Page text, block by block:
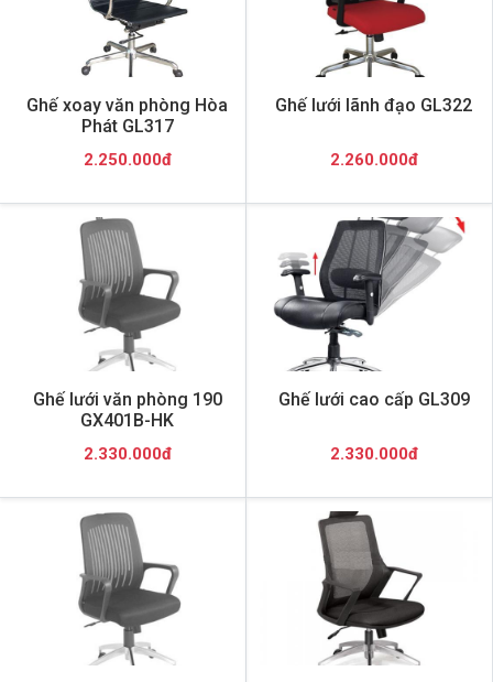
Ghế xoay văn phòng Hòa
Phát GL317
2.250.000đ
Ghế lưới lãnh đạo GL322
2.260.000đ
Ghế lưới văn phòng 190
GX401B-HK
2.330.000đ
Ghế lưới cao cấp GL309
2.330.000đ